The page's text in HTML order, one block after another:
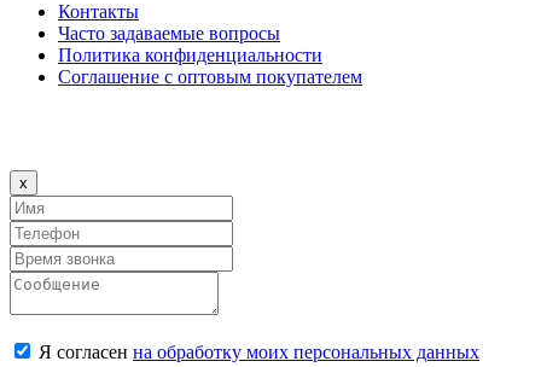
Контакты
Часто задаваемые вопросы
Политика конфиденциальности
Соглашение с оптовым покупателем
x
Я согласен на обработку моих персональных данных